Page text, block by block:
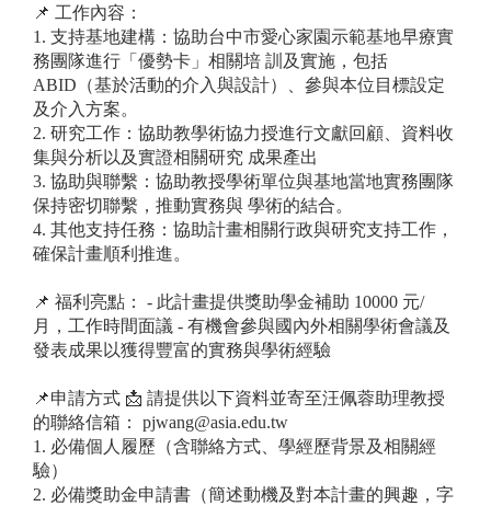
📌 工作內容：
1. 支持基地建構：協助台中市愛心家園示範基地早療實
務團隊進行「優勢卡」相關培 訓及實施，包括
ABID（基於活動的介入與設計）、參與本位目標設定
及介入方案。
2. 研究工作：協助教學術協力授進行文獻回顧、資料收
集與分析以及實證相關研究 成果產出
3. 協助與聯繫：協助教授學術單位與基地當地實務團隊
保持密切聯繫，推動實務與 學術的結合。
4. 其他支持任務：協助計畫相關行政與研究支持工作，
確保計畫順利推進。
📌 福利亮點： - 此計畫提供獎助學金補助 10000 元/
月，工作時間面議 - 有機會參與國內外相關學術會議及
發表成果以獲得豐富的實務與學術經驗
📌申請方式 📩 請提供以下資料並寄至汪佩蓉助理教授
的聯絡信箱： pjwang@asia.edu.tw
1. 必備個人履歷（含聯絡方式、學經歷背景及相關經
驗）
2. 必備獎助金申請書（簡述動機及對本計畫的興趣，字